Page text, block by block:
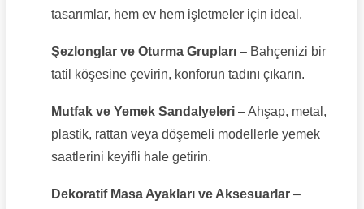
tasarımlar, hem ev hem işletmeler için ideal.
Şezlonglar ve Oturma Grupları – Bahçenizi bir
tatil köşesine çevirin, konforun tadını çıkarın.
Mutfak ve Yemek Sandalyeleri – Ahşap, metal,
plastik, rattan veya döşemeli modellerle yemek
saatlerini keyifli hale getirin.
Dekoratif Masa Ayakları ve Aksesuarlar –